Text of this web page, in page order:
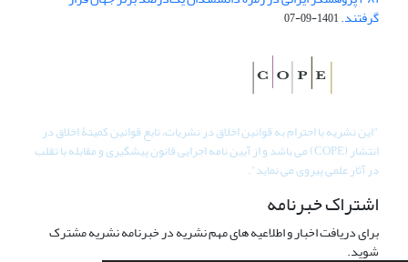
گرفتند.1401-09-07
"این نشریه با احترام به قوانین اخلاق در نشریات، تابع قوانین کمیتۀ اخلاق در
انتشار (COPE) می باشد و از آیین نامه اجرایی قانون پیشگیری و مقابله با تقلب
در آثار علمی پیروی می نماید".
اشتراک خبرنامه
برای دریافت اخبار و اطلاعیه های مهم نشریه در خبرنامه نشریه مشترک
شوید.